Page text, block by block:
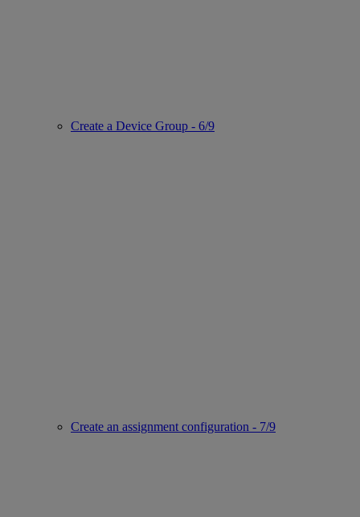
Create a Device Group - 6/9
Create an assignment configuration - 7/9